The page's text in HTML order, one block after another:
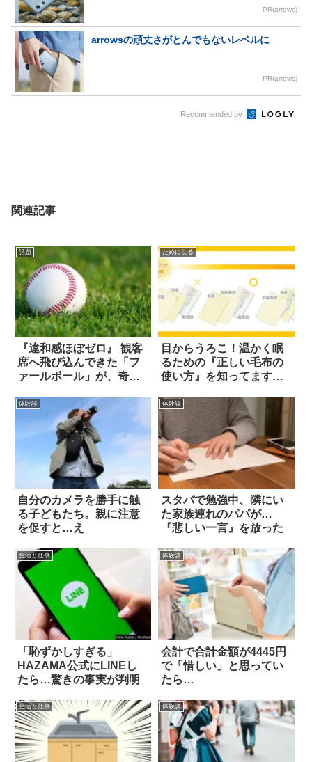
PR(arrows)
arrowsの頑丈さがとんでもないレベルに
PR(arrows)
Recommended by
関連記事
話題
『違和感ほぼゼロ』 観客
席へ飛び込んできた「フ
ァールボール」が、奇跡
ためになる
目からうろこ！温かく眠
るための『正しい毛布の
使い方』を知ってます
体験談
自分のカメラを勝手に触
る子どもたち。親に注意
を促すと…え
体験談
スタバで勉強中、隣にい
た家族連れのパパが…
『悲しい一言』を放った
生活と仕事
「恥ずかしすぎる」
HAZAMA公式にLINEし
たら…驚きの事実が判明
体験談
会計で合計金額が4445円
で「惜しい」と思ってい
たら…
生活と仕事 体験談